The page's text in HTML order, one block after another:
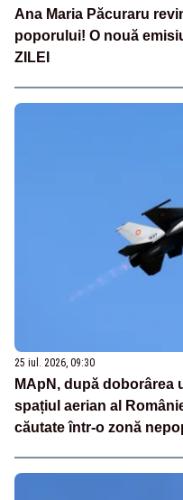
Ana Maria Păcuraru
poporului! O nouă
ZILEI
25 iul. 2026, 09:30
MApN, după doborârea
spațiul aerian al
căutate într-o zonă